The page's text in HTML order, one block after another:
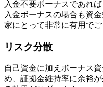
入金不要ボーナスであれ
入金ボーナスの場合も資
家にとって非常に有用でご
リスク分散
自己資金に加えボーナス
め、証拠金維持率に余裕